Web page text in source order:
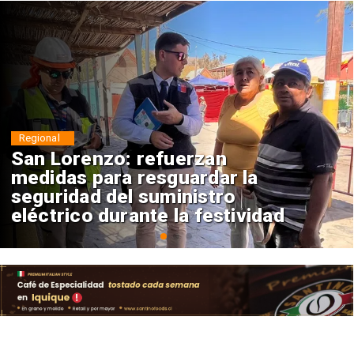
Corte Suprema confirma pago
de $1.000 millones por caso
ProCultura
Nacional